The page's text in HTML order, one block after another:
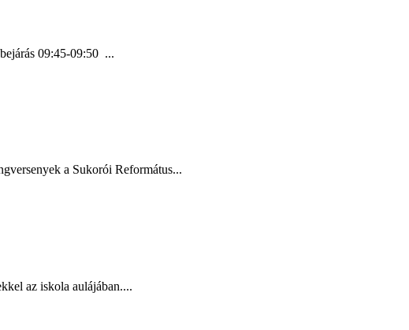
09:45-09:50 ...
a Sukorói Református...
az iskola aulájában....